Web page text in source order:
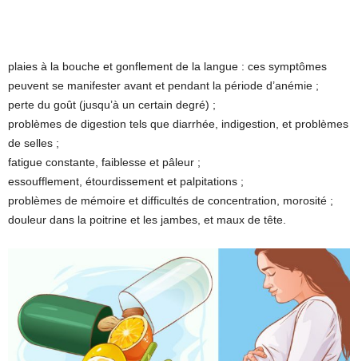
plaies à la bouche et gonflement de la langue : ces symptômes
peuvent se manifester avant et pendant la période d’anémie ;
perte du goût (jusqu’à un certain degré) ;
problèmes de digestion tels que diarrhée, indigestion, et problèmes
de selles ;
fatigue constante, faiblesse et pâleur ;
essoufflement, étourdissement et palpitations ;
problèmes de mémoire et difficultés de concentration, morosité ;
douleur dans la poitrine et les jambes, et maux de tête.